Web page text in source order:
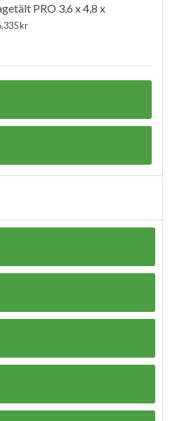
PRO 3,6 x 4,8 x
kr